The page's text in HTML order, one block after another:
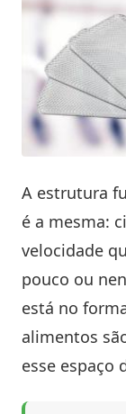
A estrutura
é a mesma:
velocidade
pouco ou
está no
alimentos
esse espaço